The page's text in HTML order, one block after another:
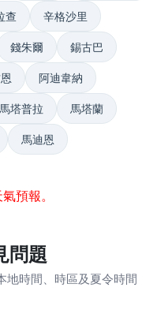
查 辛格沙里
錢朱爾 錫古巴
阿迪韋納
馬塔普拉 馬塔蘭
馬迪恩
預報。
問題
地時間、時區及夏令時間